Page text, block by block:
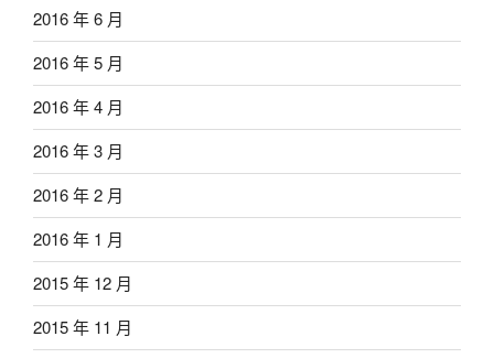
2016 年 6 月
2016 年 5 月
2016 年 4 月
2016 年 3 月
2016 年 2 月
2016 年 1 月
2015 年 12 月
2015 年 11 月